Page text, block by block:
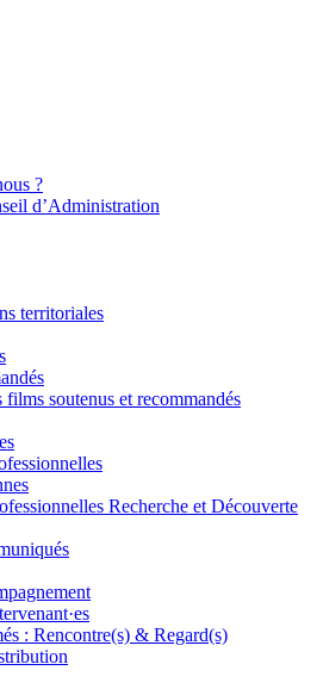
?
d’Administration
territoriales
films soutenus et recommandés
Recherche et Découverte
: Rencontre(s) & Regard(s)